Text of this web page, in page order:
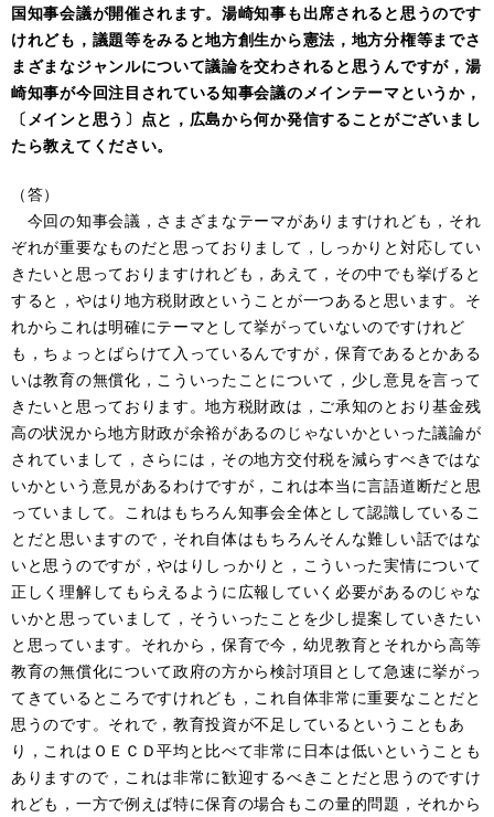
国知事会議が開催されます。湯崎知事も出席されると思うのです
けれども，議題等をみると地方創生から憲法，地方分権等までさ
まざまなジャンルについて議論を交わされると思うんですが，湯
崎知事が今回注目されている知事会議のメインテーマというか，
〔メインと思う〕点と，広島から何か発信することがございまし
たら教えてください。
（答）
今回の知事会議，さまざまなテーマがありますけれども，それ
ぞれが重要なものだと思っておりまして，しっかりと対応してい
きたいと思っておりますけれども，あえて，その中でも挙げると
すると，やはり地方税財政ということが一つあると思います。そ
れからこれは明確にテーマとして挙がっていないのですけれど
も，ちょっとばらけて入っているんですが，保育であるとかある
いは教育の無償化，こういったことについて，少し意見を言って
きたいと思っております。地方税財政は，ご承知のとおり基金残
高の状況から地方財政が余裕があるのじゃないかといった議論が
されていまして，さらには，その地方交付税を減らすべきではな
いかという意見があるわけですが，これは本当に言語道断だと思
っていまして。これはもちろん知事会全体として認識しているこ
とだと思いますので，それ自体はもちろんそんな難しい話ではな
いと思うのですが，やはりしっかりと，こういった実情について
正しく理解してもらえるように広報していく必要があるのじゃな
いかと思っていまして，そういったことを少し提案していきたい
と思っています。それから，保育で今，幼児教育とそれから高等
教育の無償化について政府の方から検討項目として急速に挙がっ
てきているところですけれども，これ自体非常に重要なことだと
思うのです。それで，教育投資が不足しているということもあ
り，これはＯＥＣＤ平均と比べて非常に日本は低いということも
ありますので，これは非常に歓迎するべきことだと思うのですけ
れども，一方で例えば特に保育の場合もこの量的問題，それから